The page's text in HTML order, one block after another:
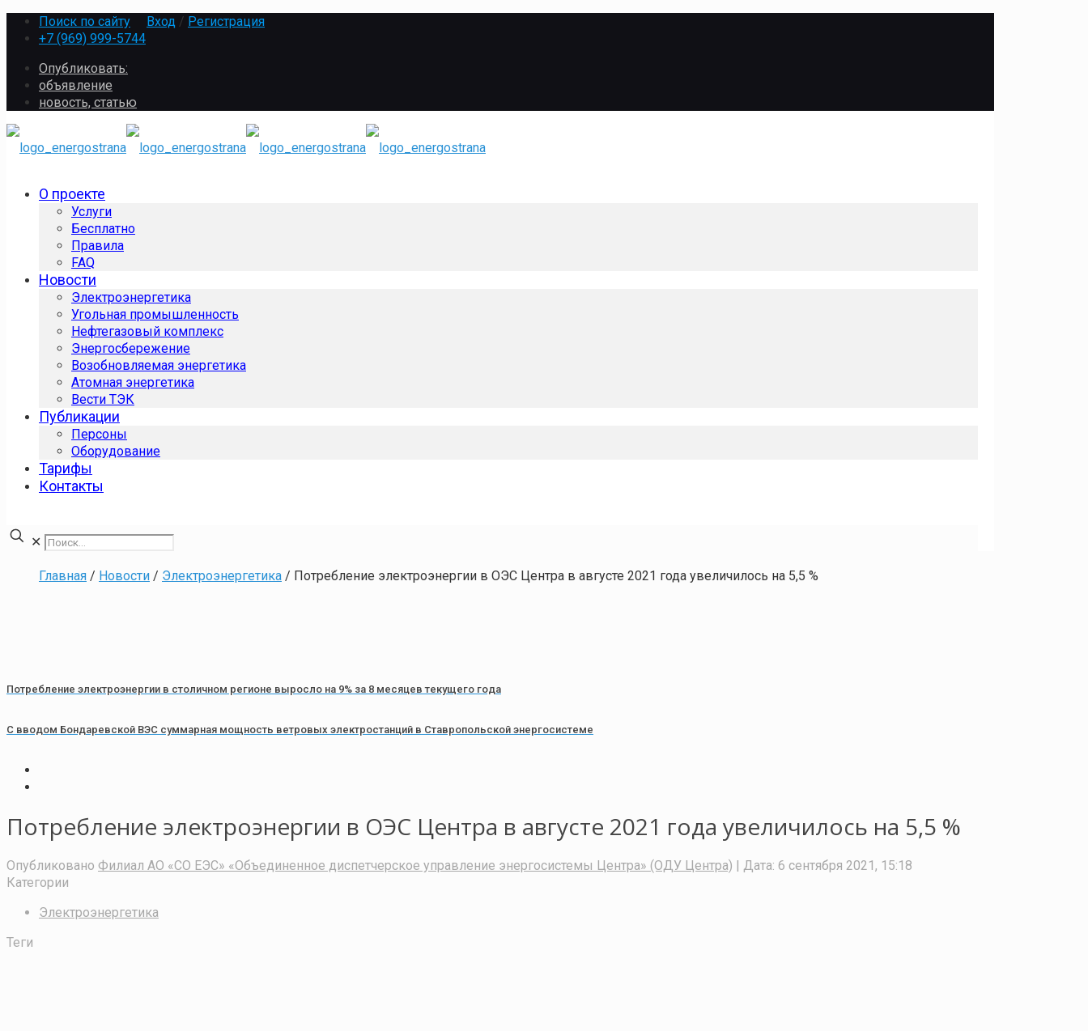
Поиск по сайту Вход / Регистрация
+7 (969) 999-5744
Опубликовать:
объявление
новость, статью
О проекте
Услуги
Бесплатно
Правила
FAQ
Новости
Электроэнергетика
Угольная промышленность
Нефтегазовый комплекс
Энергосбережение
Возобновляемая энергетика
Атомная энергетика
Вести ТЭК
Публикации
Персоны
Оборудование
Тарифы
Контакты
✕
Главная / Новости / Электроэнергетика / Потребление электроэнергии в ОЭС Центра в августе 2021 года увеличилось на 5,5 %
Потребление электроэнергии в столичном регионе выросло на 9% за 8 месяцев текущего года
С вводом Бондаревской ВЭС суммарная мощность ветровых электростанций в Ставропольской энергосистеме
Потребление электроэнергии в ОЭС Центра в августе 2021 года увеличилось на 5,5 %
Опубликовано Филиал АО «СО ЕЭС» «Объединенное диспетчерское управление энергосистемы Центра» (ОДУ Центра) | Дата: 6 сентября 2021, 15:18
Категории
Электроэнергетика
Теги